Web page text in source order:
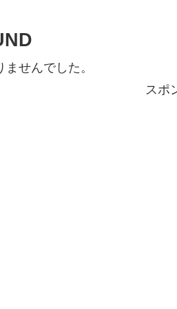
せんでした。
スポ